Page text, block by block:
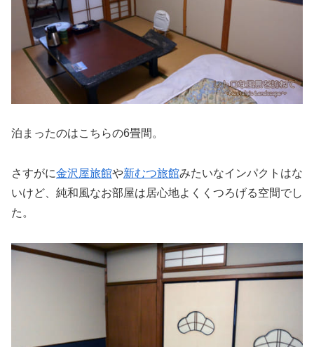
泊まったのはこちらの6畳間。
さすがに金沢屋旅館や新むつ旅館みたいなインパクトはな
いけど、純和風なお部屋は居心地よくくつろげる空間でし
た。